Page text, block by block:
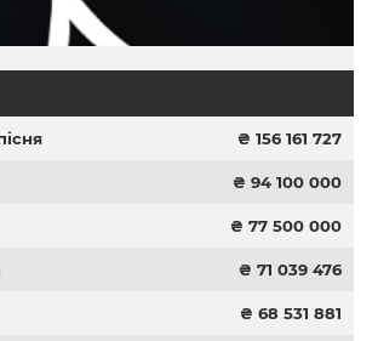
₴ 156 161 727
₴ 94 100 000
₴ 77 500 000
₴ 71 039 476
₴ 68 531 881